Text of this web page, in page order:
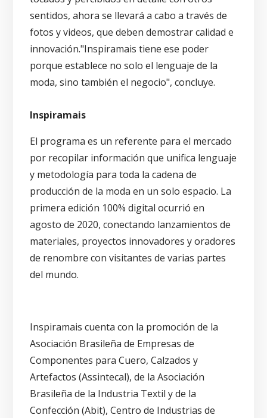
sentidos, ahora se llevará a cabo a través de
fotos y videos, que deben demostrar calidad e
innovación."Inspiramais tiene ese poder
porque establece no solo el lenguaje de la
moda, sino también el negocio", concluye.
Inspiramais
El programa es un referente para el mercado
por recopilar información que unifica lenguaje
y metodología para toda la cadena de
producción de la moda en un solo espacio. La
primera edición 100% digital ocurrió en
agosto de 2020, conectando lanzamientos de
materiales, proyectos innovadores y oradores
de renombre con visitantes de varias partes
del mundo.
Inspiramais cuenta con la promoción de la
Asociación Brasileña de Empresas de
Componentes para Cuero, Calzados y
Artefactos (Assintecal), de la Asociación
Brasileña de la Industria Textil y de la
Confección (Abit), Centro de Industrias de